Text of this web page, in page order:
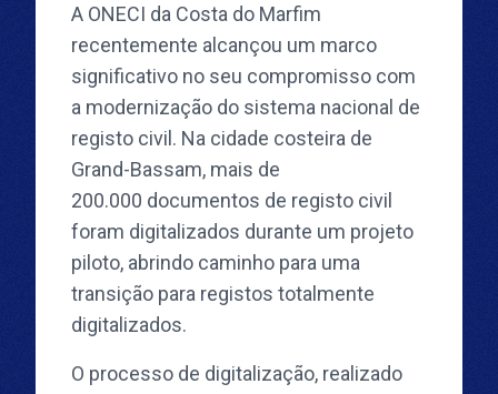
A ONECI da Costa do Marfim
recentemente alcançou um marco
significativo no seu compromisso com
a modernização do sistema nacional de
registo civil. Na cidade costeira de
Grand-Bassam, mais de
200.000 documentos de registo civil
foram digitalizados durante um projeto
piloto, abrindo caminho para uma
transição para registos totalmente
digitalizados.
O processo de digitalização, realizado